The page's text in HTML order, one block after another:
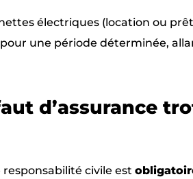
électriques (location ou
une période déterminée,
d’assurance
civile est